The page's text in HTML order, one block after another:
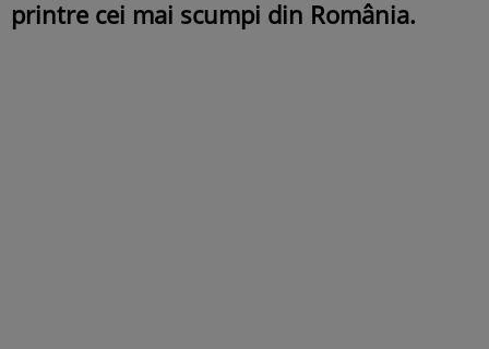
printre cei mai scumpi din România.